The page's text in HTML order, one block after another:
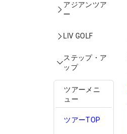
アジアンツア
ー
LIV GOLF
ステップ・ア
ップ
ツアーメニ
ュー
ツアーTOP